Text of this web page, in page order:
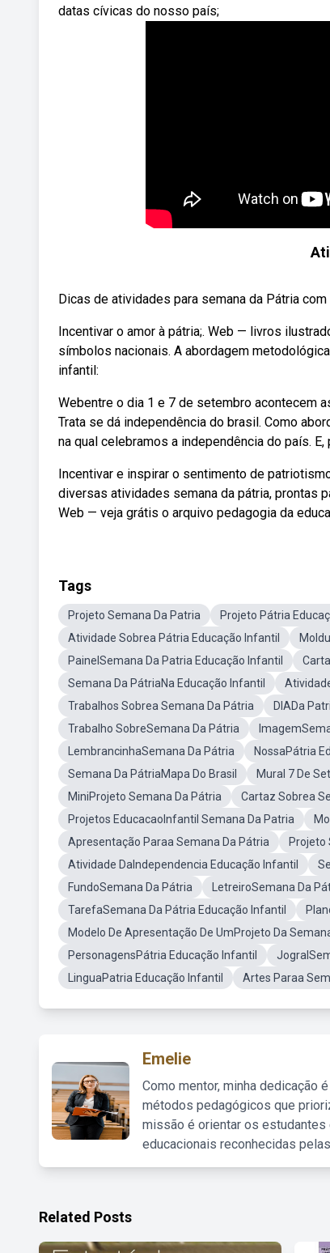
datas cívicas do nosso país;
Dicas de atividades para semana da Pátria
Incentivar o amor à pátria;. Web — livros
símbolos nacionais. A abordagem
infantil:
Webentre o dia 1 e 7 de setembro acontecem
Trata se dá independência do brasil. Como
na qual celebramos a independência do país.
Incentivar e inspirar o sentimento de
diversas atividades semana da pátria, prontas
Web — veja grátis o arquivo pedagogia da
Tags
Projeto Semana Da Patria Projeto Pátria
Atividade Sobrea Pátria Educação Infantil
PainelSemana Da Patria Educação Infantil
Semana Da PátriaNa Educação Infantil
Trabalhos Sobrea Semana Da Pátria
DIADa
Trabalho SobreSemana Da Pátria
LembrancinhaSemana Da Pátria
NossaPátria
Semana Da PátriaMapa Do Brasil
Mural 7 De
MiniProjeto Semana Da Pátria
Cartaz Sobrea
Projetos EducacaoInfantil Semana Da Patria
Apresentação Paraa Semana Da Pátria
Projeto
Atividade DaIndependencia Educação Infantil
FundoSemana Da Pátria
LetreiroSemana Da
TarefaSemana Da Pátria Educação Infantil
Modelo De Apresentação De UmProjeto Da
PersonagensPátria Educação Infantil
LinguaPatria Educação Infantil
Artes Paraa
Emelie
Como mentor, minha dedicação
métodos pedagógicos que
missão é orientar os estudantes
educacionais reconhecidas
Related Posts